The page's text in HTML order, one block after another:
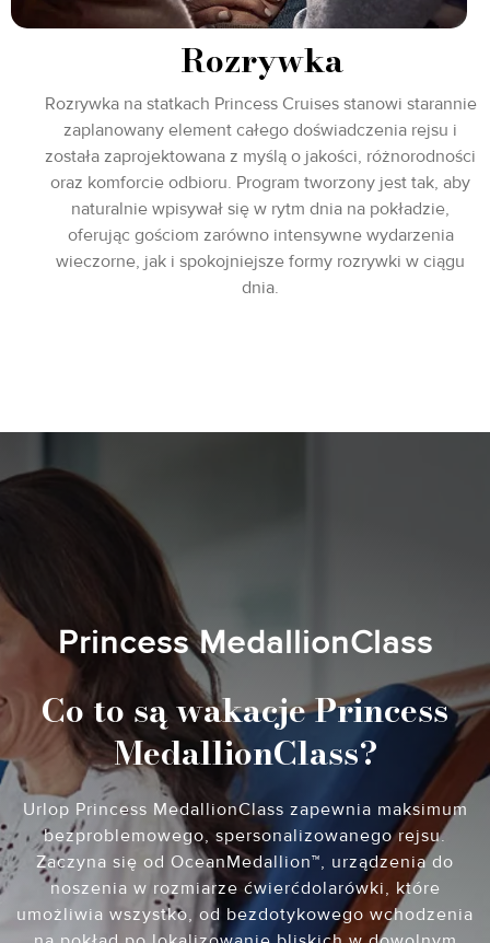
Rozrywka
Rozrywka na statkach Princess Cruises stanowi starannie
zaplanowany element całego doświadczenia rejsu i
została zaprojektowana z myślą o jakości, różnorodności
oraz komforcie odbioru. Program tworzony jest tak, aby
naturalnie wpisywał się w rytm dnia na pokładzie,
oferując gościom zarówno intensywne wydarzenia
wieczorne, jak i spokojniejsze formy rozrywki w ciągu
dnia.
Princess MedallionClass
Co to są wakacje Princess
MedallionClass?
Urlop Princess MedallionClass zapewnia maksimum
bezproblemowego, spersonalizowanego rejsu.
Zaczyna się od OceanMedallion™, urządzenia do
noszenia w rozmiarze ćwierćdolarówki, które
umożliwia wszystko, od bezdotykowego wchodzenia